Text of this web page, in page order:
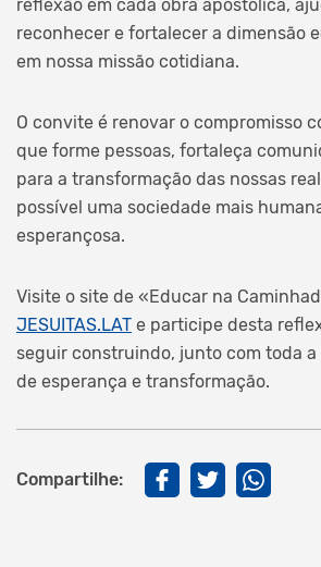
reflexão em cada obra apostólica,
reconhecer e fortalecer a dimensão
em nossa missão cotidiana.
O convite é renovar o compromisso
que forme pessoas, fortaleça
para a transformação das nossas
possível uma sociedade mais
esperançosa.
Visite o site de «Educar na
JESUITAS.LAT e participe desta
seguir construindo, junto com toda
de esperança e transformação.
Compartilhe: